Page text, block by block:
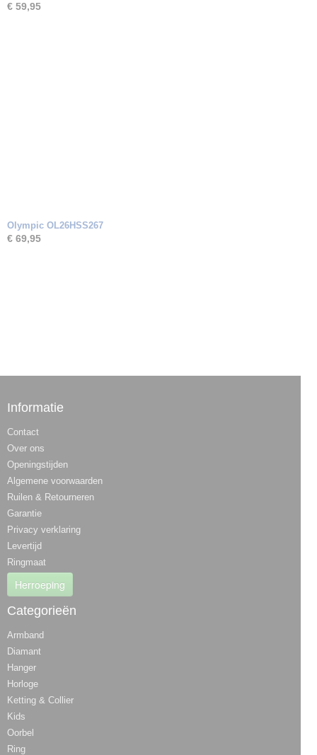
€ 59,95
Olympic OL26HSS267
€ 69,95
Informatie
Contact
Over ons
Openingstijden
Algemene voorwaarden
Ruilen & Retourneren
Garantie
Privacy verklaring
Levertijd
Ringmaat
Herroeping
Categorieën
Armband
Diamant
Hanger
Horloge
Ketting & Collier
Kids
Oorbel
Ring